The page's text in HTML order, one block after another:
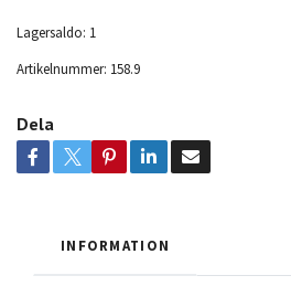
Lagersaldo: 1
Artikelnummer: 158.9
Dela
INFORMATION